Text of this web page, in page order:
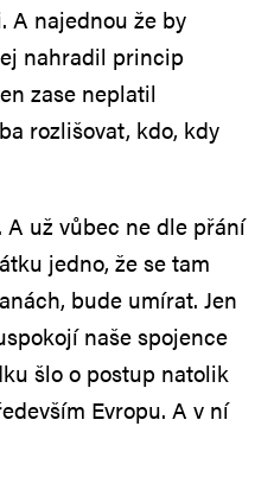
A najednou že by
nahradil princip
zase neplatil
rozlišovat, kdo, kdy
už vůbec ne dle přání
jedno, že se tam
bude umírat. Jen
naše spojence
šlo o postup natolik
Evropu. A v ní